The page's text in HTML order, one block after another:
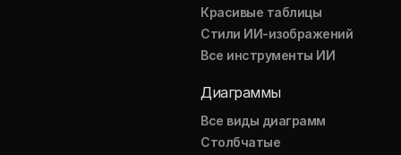
Красивые таблицы
Стили ИИ-изображений
Все инструменты ИИ
Диаграммы
Все виды диаграмм
Столбчатые